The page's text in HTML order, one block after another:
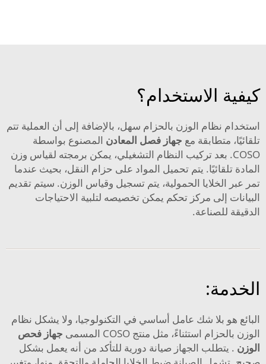
كيفية الاستخدام؟
استخدام نظام الوزن بالحزام سهل، بالإضافة إلى أن العملية تتم
تلقائيًا، متطابقة مع جهاز فصل المعادن المصنوع بواسطة
COSO. بعد تركيب النظام التشغيلي، يمكن برمجته لقياس وزن
المادة تلقائيًا. يتم تحميل المواد على حزام النقل، بحيث عندما
تمر عبر الخلايا الحمولية، يتم تسجيل وقياس الوزن. سيتم تقديم
البيانات إلى مركز تحكم يمكن تخصيصه لتلبية الاحتياجات
الدقيقة للصناعة.
الخدمة:
البائع هو بلا شك عامل أساسي في التكنولوجيا، ولا يشكل نظام
الوزن بالحزام استثناءً، مثل منتج COSO المسمى
جهاز فحص
الوزن . يتطلب الجهاز صيانة دورية للتأكد من أنه يعمل بشكل